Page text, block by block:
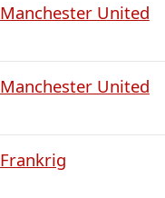
Manchester United
Manchester United
Frankrig